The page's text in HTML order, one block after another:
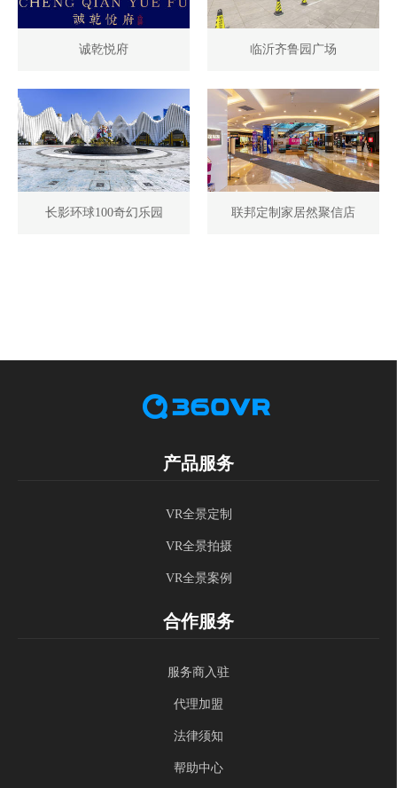
诚乾悦府 临沂齐鲁园广场
长影环球100奇幻乐园 联邦定制家居然聚信店
产品服务
VR全景定制
VR全景拍摄
VR全景案例
合作服务
服务商入驻
代理加盟
法律须知
帮助中心